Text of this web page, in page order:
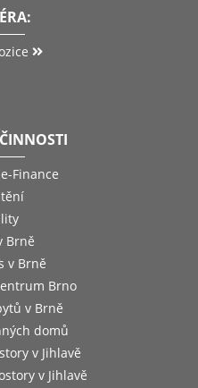
Finance
Brně
v Brně
Brno
v Brně
domů
v Jihlavě
v Jihlavě